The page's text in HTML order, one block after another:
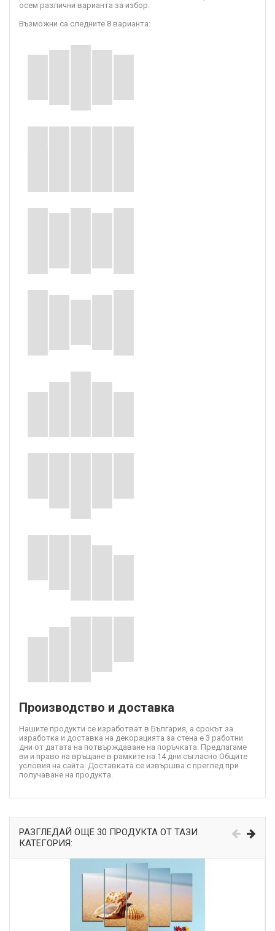
осем различни варианта за избор.
Възможни са следните 8 варианта:
Производство и доставка
Нашите продукти се изработват в България, а срокът за
изработка и доставка на декорацията за стена е 3 работни
дни от датата на потвърждаване на поръчката. Предлагаме
ви и право на връщане в рамките на 14 дни съгласно Общите
условия на сайта. Доставката се извършва с преглед при
получаване на продукта.
РАЗГЛЕДАЙ ОЩЕ 30 ПРОДУКТА ОТ ТАЗИ
КАТЕГОРИЯ: